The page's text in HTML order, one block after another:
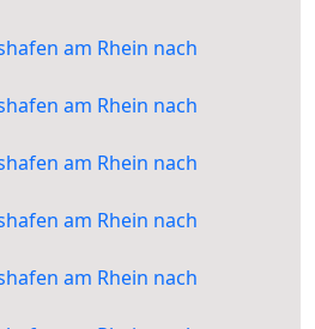
am Rhein nach
am Rhein nach
am Rhein nach
am Rhein nach
am Rhein nach